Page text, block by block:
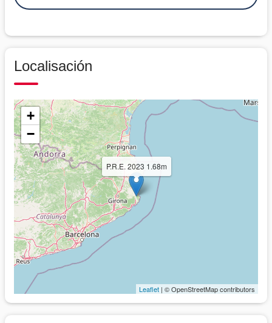
Localisación
P.R.E. 2023 1.68m
+
−
Leaflet | © OpenStreetMap contributors